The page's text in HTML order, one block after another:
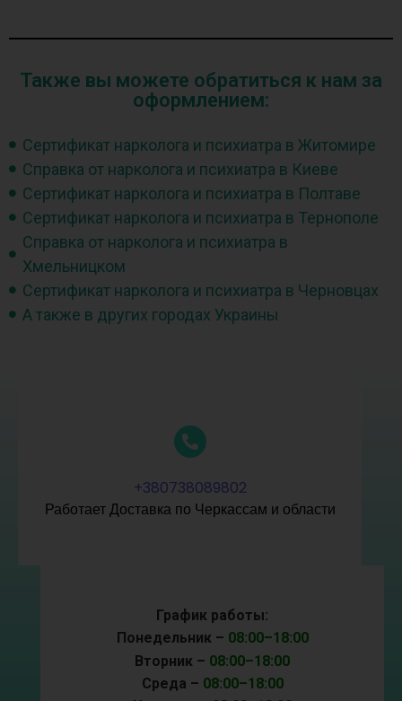
Также вы можете обратиться к нам за
оформлением:
Сертификат нарколога и психиатра в Житомире
Справка от нарколога и психиатра в Киеве
Сертификат нарколога и психиатра в Полтаве
Сертификат нарколога и психиатра в Тернополе
Справка от нарколога и психиатра в
Хмельницком
Сертификат нарколога и психиатра в Черновцах
А также в других городах Украины
+380738089802
Работает Доставка по Черкассам и области
График работы:
Понедельник – 08:00–18:00
Вторник – 08:00–18:00
Среда – 08:00–18:00